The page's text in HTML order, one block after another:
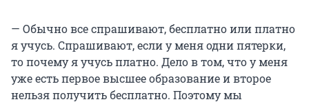
— Обычно все спрашивают, бесплатно или платно
я учусь. Спрашивают, если у меня одни пятерки,
то почему я учусь платно. Дело в том, что у меня
уже есть первое высшее образование и второе
нельзя получить бесплатно. Поэтому мы